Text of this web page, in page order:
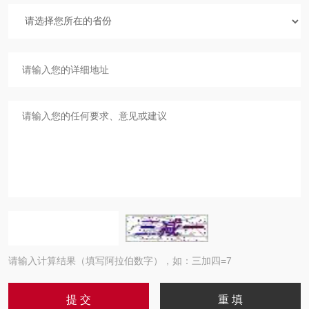
请输入计算结果（填写阿拉伯数字），如：三加四=7